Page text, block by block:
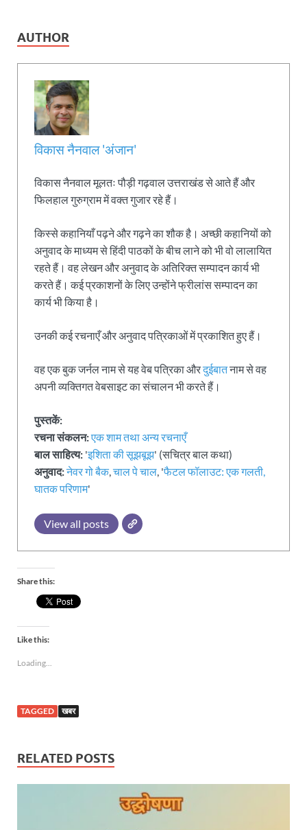
AUTHOR
विकास नैनवाल 'अंजान'
विकास नैनवाल मूलतः पौड़ी गढ़वाल उत्तराखंड से आते हैं और
फिलहाल गुरुग्राम में वक्त गुजार रहे हैं।
किस्से कहानियाँ पढ़ने और गढ़ने का शौक है। अच्छी कहानियों को
अनुवाद के माध्यम से हिंदी पाठकों के बीच लाने को भी वो लालायित
रहते हैं। वह लेखन और अनुवाद के अतिरिक्त सम्पादन कार्य भी
करते हैं। कई प्रकाशनों के लिए उन्होंने फ्रीलांस सम्पादन का
कार्य भी किया है।
उनकी कई रचनाएँ और अनुवाद पत्रिकाओं में प्रकाशित हुए हैं।
वह एक बुक जर्नल नाम से यह वेब पत्रिका औरदुईबातनाम से वह
अपनी व्यक्तिगत वेबसाइट का संचालन भी करते हैं।
पुस्तकें:
रचना संकलन:एक शाम तथा अन्य रचनाएँ
बाल साहित्य: 'इशिता की सूझबूझ' (सचित्र बाल कथा)
अनुवाद:नेवर गो बैक,चाल पे चाल, 'फैटल फॉलाउट: एक गलती,
घातक परिणाम'
View all posts
Share this:
Like this:
Loading...
TAGGED खबर
RELATED POSTS